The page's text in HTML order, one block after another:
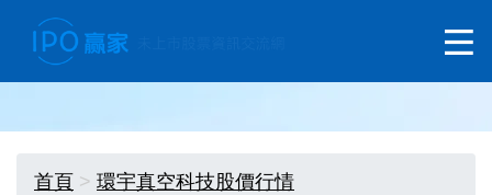
首頁
環宇真空科技股價行情